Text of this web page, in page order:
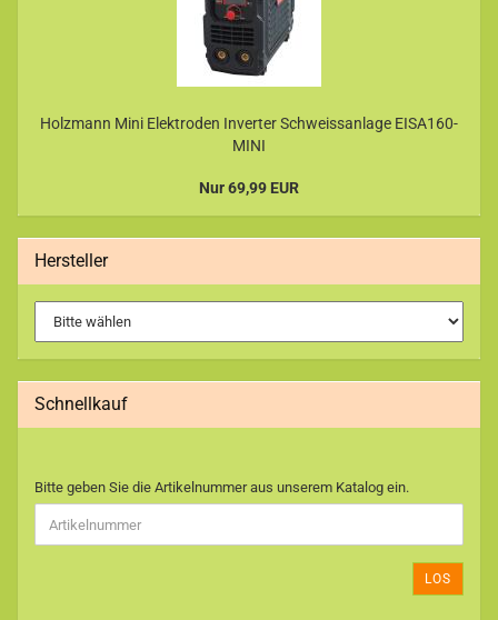
Holzmann Mini Elektroden Inverter Schweissanlage EISA160-
MINI
Nur 69,99 EUR
Hersteller
Schnellkauf
BITTE
GEBEN
SIE
DIE
Bitte geben Sie die Artikelnummer aus unserem Katalog ein.
LOS